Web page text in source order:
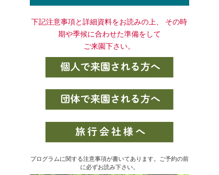
下記注意事項と詳細資料をお読みの上、 その時
期や季候に合わせた準備をして
ご来園下さい。
プログラムに関する注意事項が書いてあります。ご予約の前
に必ずお読み下さい。